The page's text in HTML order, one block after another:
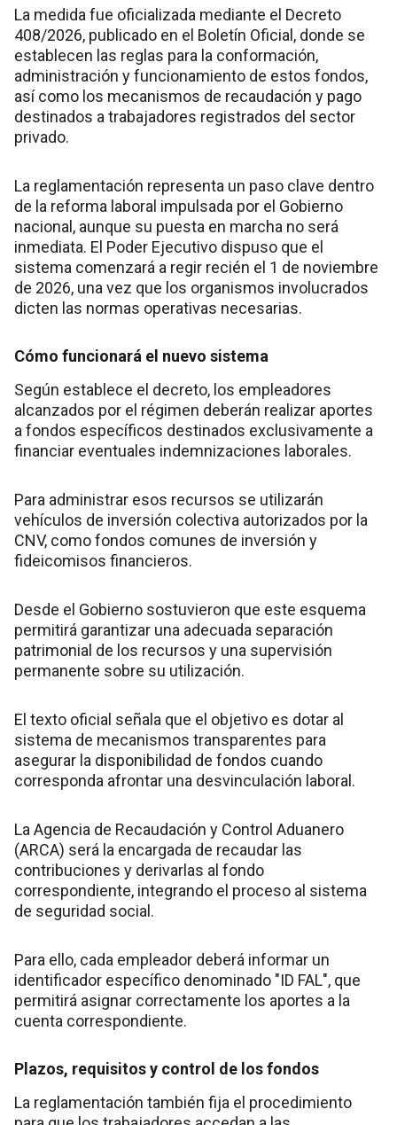
La medida fue oficializada mediante el Decreto
408/2026, publicado en el Boletín Oficial, donde se
establecen las reglas para la conformación,
administración y funcionamiento de estos fondos,
así como los mecanismos de recaudación y pago
destinados a trabajadores registrados del sector
privado.
La reglamentación representa un paso clave dentro
de la reforma laboral impulsada por el Gobierno
nacional, aunque su puesta en marcha no será
inmediata. El Poder Ejecutivo dispuso que el
sistema comenzará a regir recién el 1 de noviembre
de 2026, una vez que los organismos involucrados
dicten las normas operativas necesarias.
Cómo funcionará el nuevo sistema
Según establece el decreto, los empleadores
alcanzados por el régimen deberán realizar aportes
a fondos específicos destinados exclusivamente a
financiar eventuales indemnizaciones laborales.
Para administrar esos recursos se utilizarán
vehículos de inversión colectiva autorizados por la
CNV, como fondos comunes de inversión y
fideicomisos financieros.
Desde el Gobierno sostuvieron que este esquema
permitirá garantizar una adecuada separación
patrimonial de los recursos y una supervisión
permanente sobre su utilización.
El texto oficial señala que el objetivo es dotar al
sistema de mecanismos transparentes para
asegurar la disponibilidad de fondos cuando
corresponda afrontar una desvinculación laboral.
La Agencia de Recaudación y Control Aduanero
(ARCA) será la encargada de recaudar las
contribuciones y derivarlas al fondo
correspondiente, integrando el proceso al sistema
de seguridad social.
Para ello, cada empleador deberá informar un
identificador específico denominado "ID FAL", que
permitirá asignar correctamente los aportes a la
cuenta correspondiente.
Plazos, requisitos y control de los fondos
La reglamentación también fija el procedimiento